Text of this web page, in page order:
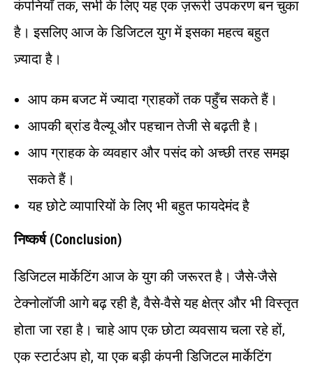
कंपनियाँ तक, सभी के लिए यह एक ज़रूरी उपकरण बन चुका
है। इसलिए आज के डिजिटल युग में इसका महत्व बहुत
ज़्यादा है।
आप कम बजट में ज्यादा ग्राहकों तक पहुँच सकते हैं।
आपकी ब्रांड वैल्यू और पहचान तेजी से बढ़ती है।
आप ग्राहक के व्यवहार और पसंद को अच्छी तरह समझ
सकते हैं।
यह छोटे व्यापारियों के लिए भी बहुत फायदेमंद है
निष्कर्ष (Conclusion)
डिजिटल मार्केटिंग आज के युग की जरूरत है। जैसे-जैसे
टेक्नोलॉजी आगे बढ़ रही है, वैसे-वैसे यह क्षेत्र और भी विस्तृत
होता जा रहा है। चाहे आप एक छोटा व्यवसाय चला रहे हों,
एक स्टार्टअप हो, या एक बड़ी कंपनी डिजिटल मार्केटिंग